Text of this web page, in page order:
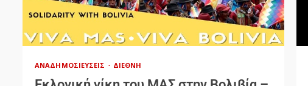
ΑΝΑΔΗΜΟΣΙΕΎΣΕΙΣ ΔΙΕΘΝΉ